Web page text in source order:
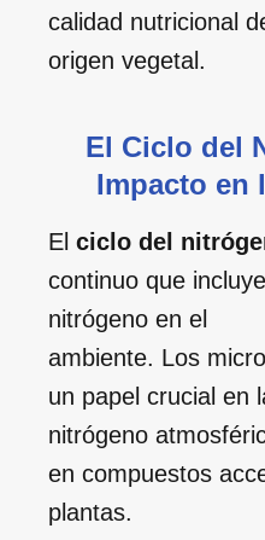
calidad nutricional
origen vegetal.
El Ciclo del
Impacto en
El ciclo del
continuo que
nitrógeno en el
ambiente. Los
un papel crucial en
nitrógeno
en compuestos
plantas.